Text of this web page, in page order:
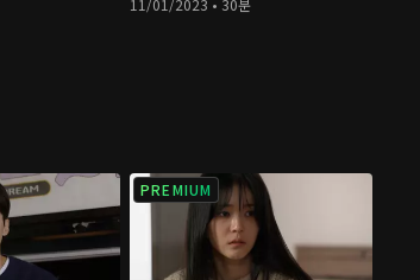
PREMIUM